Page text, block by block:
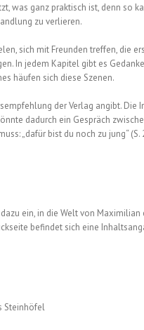
was ganz praktisch ist, denn so
zu verlieren.
sich mit Freunden treffen, die
In jedem Kapitel gibt es
häufen sich diese Szenen.
der Verlag angibt. Die
dadurch ein Gespräch
„dafür bist du noch zu jung“ (S.
ein, in die Welt von Maximilian
befindet sich eine
Steinhöfel